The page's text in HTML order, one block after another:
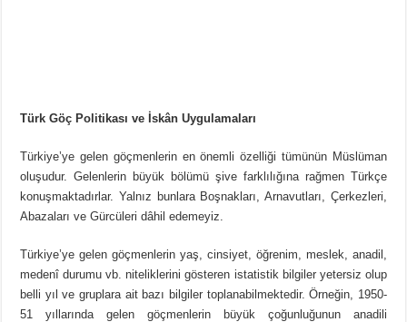
Türk Göç Politikası ve İskân Uygulamaları
Türkiye’ye gelen göçmenlerin en önemli özelliği tümünün Müslüman
oluşudur. Gelenlerin büyük bölümü şive farklılığına rağmen Türkçe
konuşmaktadırlar. Yalnız bunlara Boşnakları, Arnavutları, Çerkezleri,
Abazaları ve Gürcüleri dâhil edemeyiz.
Türkiye’ye gelen göçmenlerin yaş, cinsiyet, öğrenim, meslek, anadil,
medenî durumu vb. niteliklerini gösteren istatistik bilgiler yetersiz olup
belli yıl ve gruplara ait bazı bilgiler toplanabilmektedir. Örneğin, 1950-
51 yıllarında gelen göçmenlerin büyük çoğunluğunun anadili